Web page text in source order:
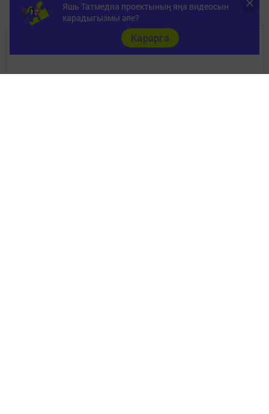
Яшь Татмедиа проектының яңа видеосын
карадыгызмы әле?
Карарга